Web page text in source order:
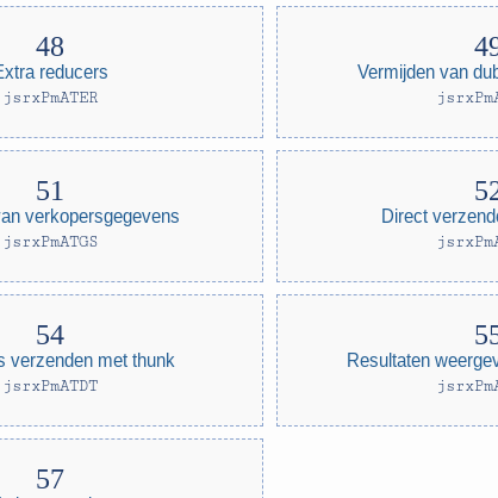
reducers
jsrxPmATER
Vermijden van
verkopersgegevens
jsrxPmATGS
Direct
verzenden met thunk
jsrxPmATDT
Resultaten